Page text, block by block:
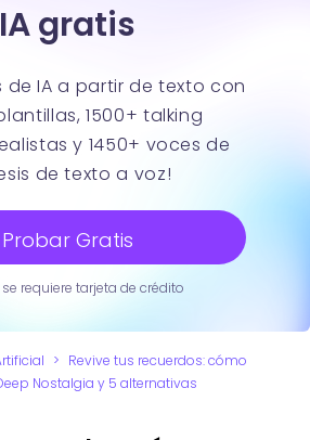
IA gratis
de IA a partir de texto con
1500+ talking
y 1450+ voces de
de texto a voz!
Probar Gratis
se requiere tarjeta de crédito
> Revive tus recuerdos: cómo
Nostalgia y 5 alternativas